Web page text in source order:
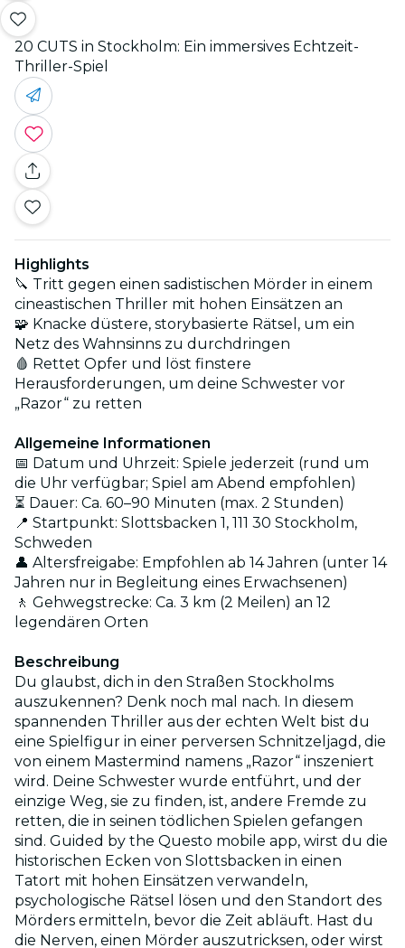
20 CUTS in Stockholm: Ein immersives Echtzeit-
Thriller-Spiel
Highlights
🔪 Tritt gegen einen sadistischen Mörder in einem
cineastischen Thriller mit hohen Einsätzen an
🧩 Knacke düstere, storybasierte Rätsel, um ein
Netz des Wahnsinns zu durchdringen
🩸 Rettet Opfer und löst finstere
Herausforderungen, um deine Schwester vor
„Razor“ zu retten
Allgemeine Informationen
📅 Datum und Uhrzeit: Spiele jederzeit (rund um
die Uhr verfügbar; Spiel am Abend empfohlen)
⏳ Dauer: Ca. 60–90 Minuten (max. 2 Stunden)
📍 Startpunkt: Slottsbacken 1, 111 30 Stockholm,
Schweden
👤 Altersfreigabe: Empfohlen ab 14 Jahren (unter 14
Jahren nur in Begleitung eines Erwachsenen)
🚶 Gehwegstrecke: Ca. 3 km (2 Meilen) an 12
legendären Orten
Beschreibung
Du glaubst, dich in den Straßen Stockholms
auszukennen? Denk noch mal nach. In diesem
spannenden Thriller aus der echten Welt bist du
eine Spielfigur in einer perversen Schnitzeljagd, die
von einem Mastermind namens „Razor“ inszeniert
wird. Deine Schwester wurde entführt, und der
einzige Weg, sie zu finden, ist, andere Fremde zu
retten, die in seinen tödlichen Spielen gefangen
sind. Guided by the Questo mobile app, wirst du die
historischen Ecken von Slottsbacken in einen
Tatort mit hohen Einsätzen verwandeln,
psychologische Rätsel lösen und den Standort des
Mörders ermitteln, bevor die Zeit abläuft. Hast du
die Nerven, einen Mörder auszutricksen, oder wirst